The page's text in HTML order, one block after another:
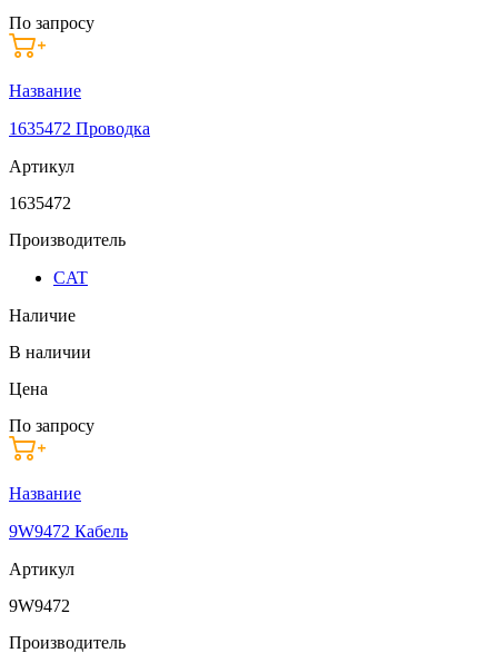
По запросу
Название
1635472 Проводка
Артикул
1635472
Производитель
CAT
Наличие
В наличии
Цена
По запросу
Название
9W9472 Кабель
Артикул
9W9472
Производитель